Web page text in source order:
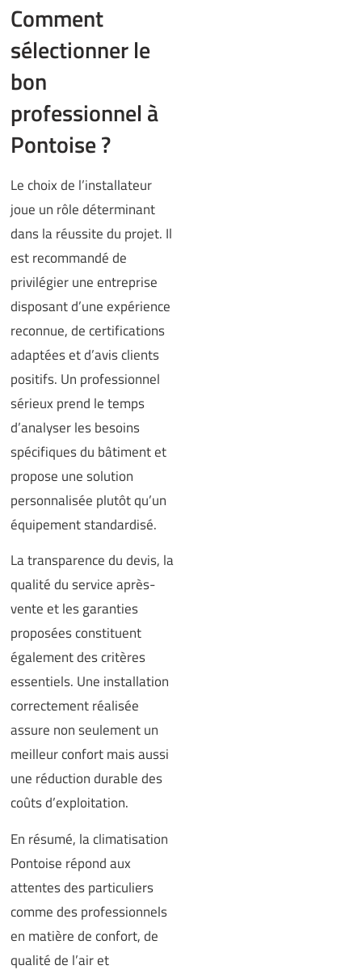
Comment
sélectionner le
bon
professionnel à
Pontoise ?
Le choix de l’installateur
joue un rôle déterminant
dans la réussite du projet. Il
est recommandé de
privilégier une entreprise
disposant d’une expérience
reconnue, de certifications
adaptées et d’avis clients
positifs. Un professionnel
sérieux prend le temps
d’analyser les besoins
spécifiques du bâtiment et
propose une solution
personnalisée plutôt qu’un
équipement standardisé.
La transparence du devis, la
qualité du service après-
vente et les garanties
proposées constituent
également des critères
essentiels. Une installation
correctement réalisée
assure non seulement un
meilleur confort mais aussi
une réduction durable des
coûts d’exploitation.
En résumé, la climatisation
Pontoise répond aux
attentes des particuliers
comme des professionnels
en matière de confort, de
qualité de l’air et